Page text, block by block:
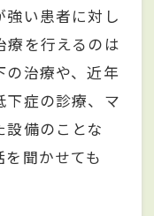
強い患者に対し
療を行えるのは
の治療や、近年
下症の診療、マ
備のことな
聞かせても